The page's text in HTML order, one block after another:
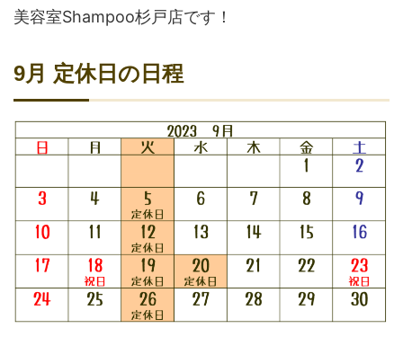
美容室Shampoo杉戸店です！
9月 定休日の日程